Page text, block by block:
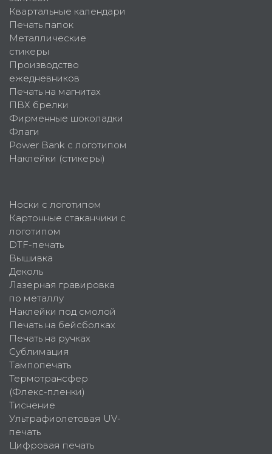
Квартальные календари
Печать папок
Металлические
стикеры
Производство
ежедневников
Печать на магнитах
ПВХ брелки
Фирменные шоколадки
Флаги
Power Bank с логотипом
Наклейки (стикеры)
Носки с логотипом
Картонные стаканчики с
логотипом
DTF-печать
Вышивка
Деколь
Лазерная гравировка
по металлу
Наклейки под смолой
Печать на бейсболках
Печать на ручках
Сублимация
Тампопечать
Термотрансфер
(Флекс-пленки)
Тиснение
Ультрафиолетовая UV-
печать
Цифровая печать